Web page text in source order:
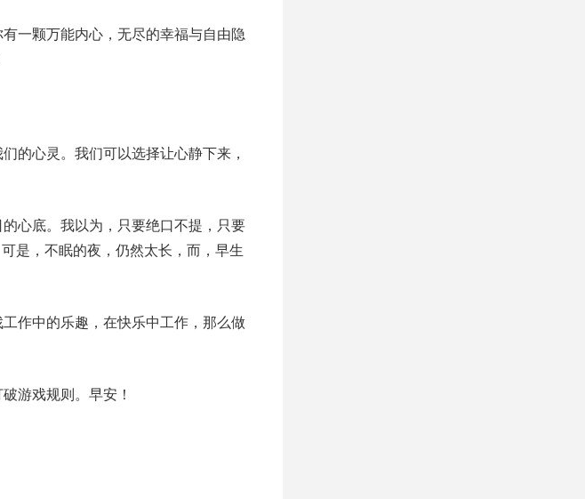
一颗万能内心，无尽的幸福与自由隐
的心灵。我们可以选择让心静下来，
心底。我以为，只要绝口不提，只要
是，不眠的夜，仍然太长，而，早生
作中的乐趣，在快乐中工作，那么做
游戏规则。早安！